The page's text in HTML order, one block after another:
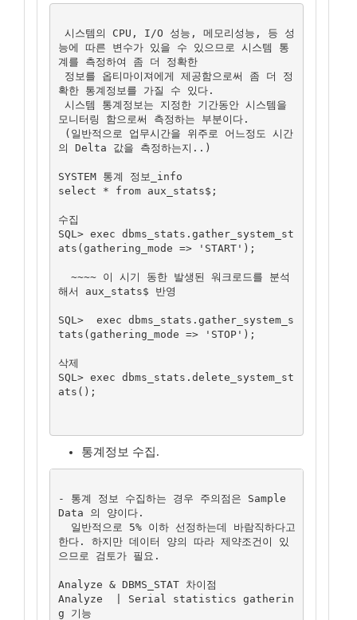
능에 따른 변수가 있을 수 있으므로 시스템 통
계를 측정하여 좀 더 정확한
확한 통계정보를 가질 수 있다.
모니터링 함으로써 측정하는 부분이다.
의 Delta 값을 측정하는지..)
SYSTEM 통계 정보_info
select * from aux_stats$;
수집
SQL> exec dbms_stats.gather_system_st
ats(gathering_mode => 'START');
해서 aux_stats$ 반영
SQL>  exec dbms_stats.gather_system_s
tats(gathering_mode => 'STOP');
삭제
SQL> exec dbms_stats.delete_system_st
ats();
통계정보 수집.
- 통계 정보 수집하는 경우 주의점은 Sample
Data 의 양이다.
한다. 하지만 데이터 양의 따라 제약조건이 있
으므로 검토가 필요.
Analyze & DBMS_STAT 차이점
Analyze	 | Serial statistics gatherin
g 기능